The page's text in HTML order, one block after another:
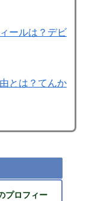
ールは？デビ
とは？てんか
プロフィー